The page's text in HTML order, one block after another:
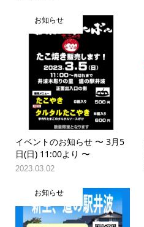
お知らせ
イベントのお知らせ 〜 3月5
日(日) 11:00より 〜
2023.03.02
お知らせ